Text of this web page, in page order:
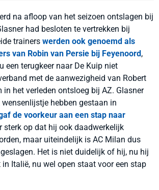
na afloop van het seizoen ontslagen bij
had besloten te vertrekken bij
trainers werden ook genoemd als
van Robin van Persie bij Feyenoord,
een terugkeer naar De Kuip niet
met de aanwezigheid van Robert
in het verleden ontsloeg bij AZ. Glasner
hebben gestaan in
de voorkeur aan een stap naar
sterk op dat hij ook daadwerkelijk
maar uiteindelijk is AC Milan dus
Het is niet duidelijk of hij, nu hij
Italië, nu wel open staat voor een stap